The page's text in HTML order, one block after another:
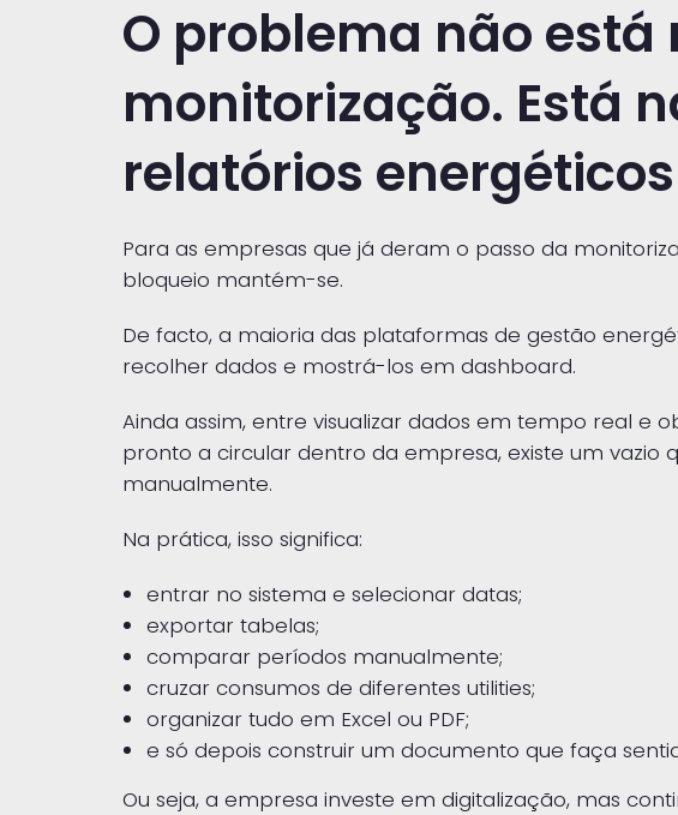
O problema não está
monitorização. Está
relatórios
Para as empresas que já deram o passo da
bloqueio mantém-se.
De facto, a maioria das plataformas de gestão
recolher dados e mostrá-los em dashboard.
Ainda assim, entre visualizar dados em tempo real e
pronto a circular dentro da empresa, existe um vazio
manualmente.
Na prática, isso significa:
entrar no sistema e selecionar datas;
exportar tabelas;
comparar períodos manualmente;
cruzar consumos de diferentes utilities;
organizar tudo em Excel ou PDF;
e só depois construir um documento que faça
Ou seja, a empresa investe em digitalização, mas